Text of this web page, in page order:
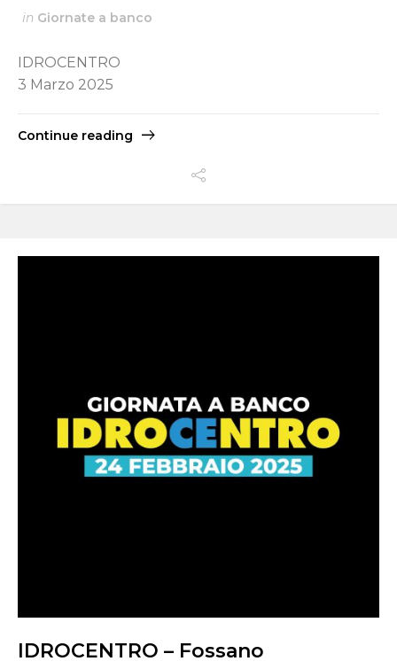
in Giornate a banco
IDROCENTRO
3 Marzo 2025
Continue reading
IDROCENTRO – Fossano